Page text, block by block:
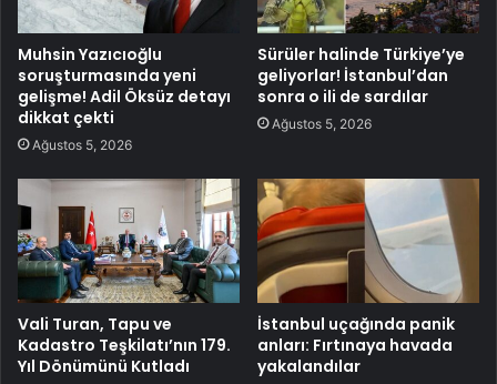
Muhsin Yazıcıoğlu
soruşturmasında yeni
gelişme! Adil Öksüz detayı
dikkat çekti
Ağustos 5, 2026
Sürüler halinde Türkiye’ye
geliyorlar! İstanbul’dan
sonra o ili de sardılar
Ağustos 5, 2026
Vali Turan, Tapu ve
Kadastro Teşkilatı’nın 179.
Yıl Dönümünü Kutladı
İstanbul uçağında panik
anları: Fırtınaya havada
yakalandılar